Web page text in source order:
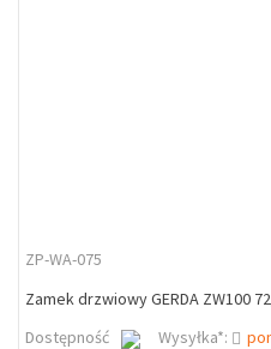
ZP-WA-075
Zamek drzwiowy GERDA ZW100
Dostępność
Wysyłka*: